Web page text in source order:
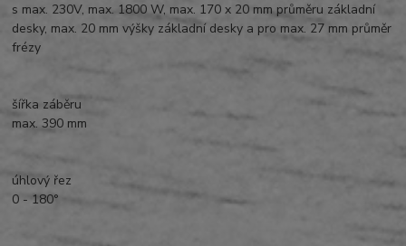
s max. 230V, max. 1800 W, max. 170 x 20 mm průměru základní
desky, max. 20 mm výšky základní desky a pro max. 27 mm průměr
frézy
šířka záběru
max. 390 mm
úhlový řez
0 - 180°